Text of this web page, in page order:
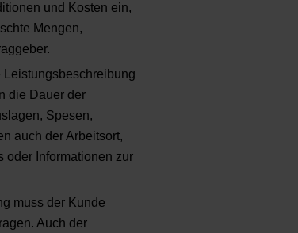
und Kosten ein,
Mengen,
Leistungsbeschreibung
die Dauer der
Spesen,
auch der Arbeitsort,
oder Informationen zur
muss der Kunde
Auch der